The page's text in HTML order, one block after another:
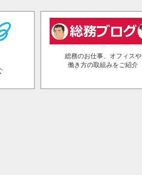
総務のお仕事、オフィスや
働き方の取組みをご紹介